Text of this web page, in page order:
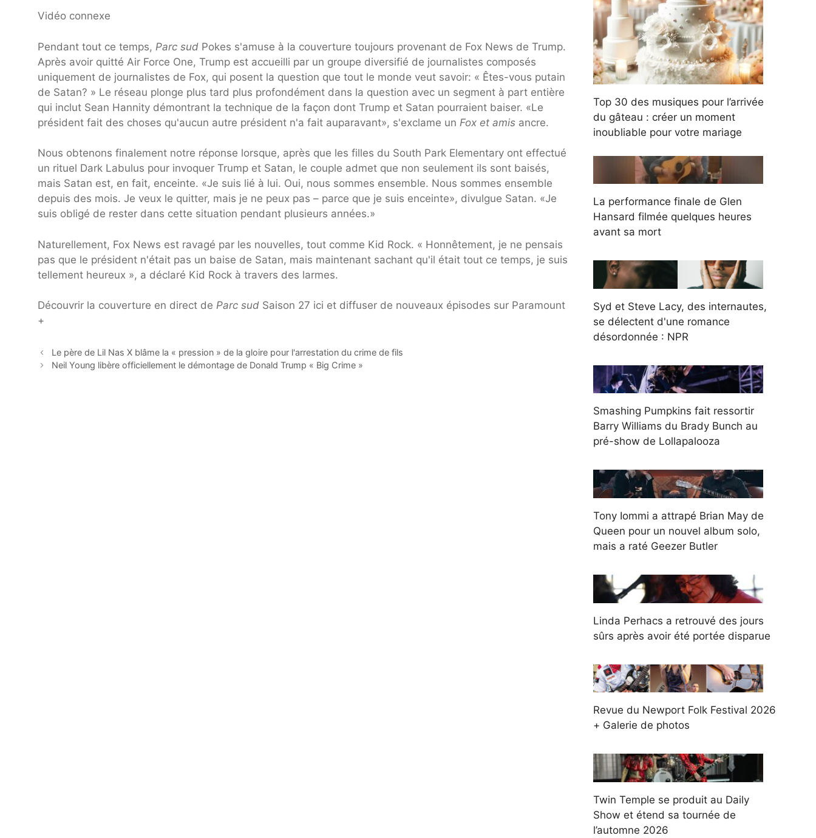
Vidéo connexe
Pendant tout ce temps, Parc sud Pokes s'amuse à la couverture toujours provenant de Fox News de Trump.
Après avoir quitté Air Force One, Trump est accueilli par un groupe diversifié de journalistes composés
uniquement de journalistes de Fox, qui posent la question que tout le monde veut savoir: « Êtes-vous putain
de Satan? » Le réseau plonge plus tard plus profondément dans la question avec un segment à part entière
qui inclut Sean Hannity démontrant la technique de la façon dont Trump et Satan pourraient baiser. «Le
président fait des choses qu'aucun autre président n'a fait auparavant», s'exclame un Fox et amis ancre.
Nous obtenons finalement notre réponse lorsque, après que les filles du South Park Elementary ont effectué
un rituel Dark Labulus pour invoquer Trump et Satan, le couple admet que non seulement ils sont baisés,
mais Satan est, en fait, enceinte. «Je suis lié à lui. Oui, nous sommes ensemble. Nous sommes ensemble
depuis des mois. Je veux le quitter, mais je ne peux pas – parce que je suis enceinte», divulgue Satan. «Je
suis obligé de rester dans cette situation pendant plusieurs années.»
Naturellement, Fox News est ravagé par les nouvelles, tout comme Kid Rock. « Honnêtement, je ne pensais
pas que le président n'était pas un baise de Satan, mais maintenant sachant qu'il était tout ce temps, je suis
tellement heureux », a déclaré Kid Rock à travers des larmes.
Découvrir la couverture en direct de Parc sud Saison 27 ici et diffuser de nouveaux épisodes sur Paramount
+
Le père de Lil Nas X blâme la « pression » de la gloire pour l'arrestation du crime de fils
Neil Young libère officiellement le démontage de Donald Trump « Big Crime »
Top 30 des musiques pour l’arrivée
du gâteau : créer un moment
inoubliable pour votre mariage
La performance finale de Glen
Hansard filmée quelques heures
avant sa mort
Syd et Steve Lacy, des internautes,
se délectent d'une romance
désordonnée : NPR
Smashing Pumpkins fait ressortir
Barry Williams du Brady Bunch au
pré-show de Lollapalooza
Tony Iommi a attrapé Brian May de
Queen pour un nouvel album solo,
mais a raté Geezer Butler
Linda Perhacs a retrouvé des jours
sûrs après avoir été portée disparue
Revue du Newport Folk Festival 2026
+ Galerie de photos
Twin Temple se produit au Daily
Show et étend sa tournée de
l’automne 2026